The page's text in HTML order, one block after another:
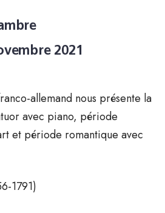
2021
allemand nous présente la
avec piano, période
et période romantique avec
1791)